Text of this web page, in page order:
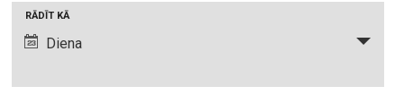
i
i
RĀDĪT KĀ
Diena